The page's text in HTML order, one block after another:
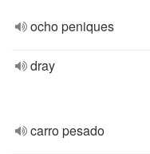
ocho peniques
dray
carro pesado